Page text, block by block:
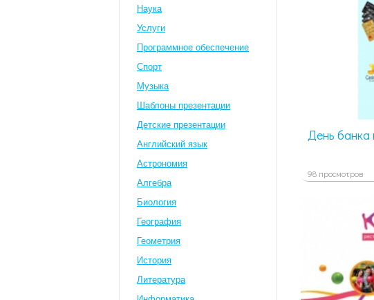
Наука
Услуги
Программное обеспечение
Спорт
Музыка
Шаблоны презентации
Детские презентации
Английский язык
Астрономия
Алгебра
Биология
География
Геометрия
История
Литература
День
98 просмотров